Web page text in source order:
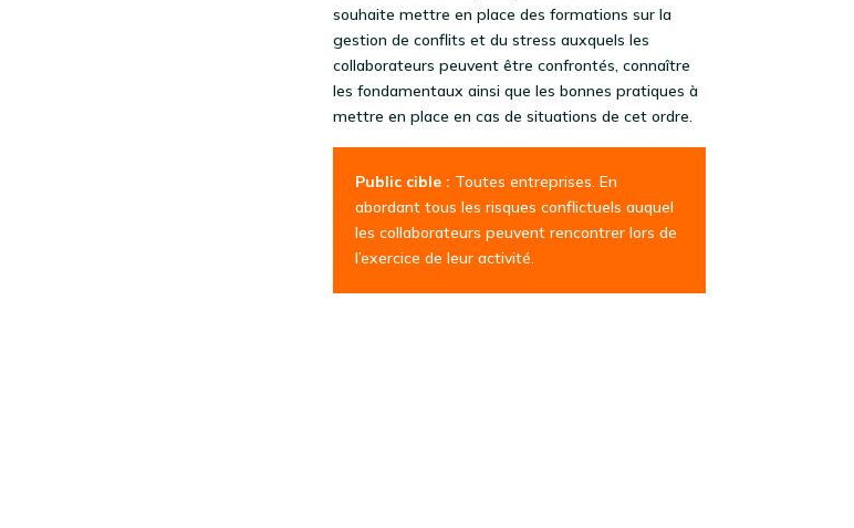
souhaite mettre en place des formations sur la
gestion de conflits et du stress auxquels les
collaborateurs peuvent être confrontés, connaître
les fondamentaux ainsi que les bonnes pratiques à
mettre en place en cas de situations de cet ordre.
Public cible : Toutes entreprises. En
abordant tous les risques conflictuels auquel
les collaborateurs peuvent rencontrer lors de
l’exercice de leur activité.